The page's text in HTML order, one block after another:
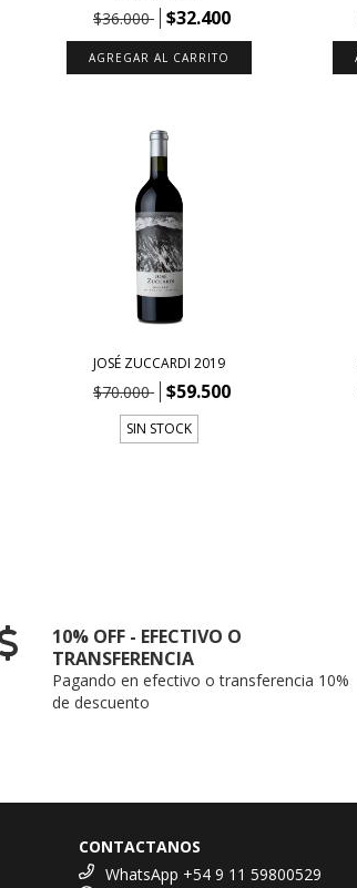
$36.000 $32.400
JOSÉ ZUCCARDI 2019
$70.000 $59.500
SIN STOCK
10% OFF - EFECTIVO O
TRANSFERENCIA
Pagando en efectivo o transferencia 10%
de descuento
CONTACTANOS
WhatsApp +54 9 11 59800529